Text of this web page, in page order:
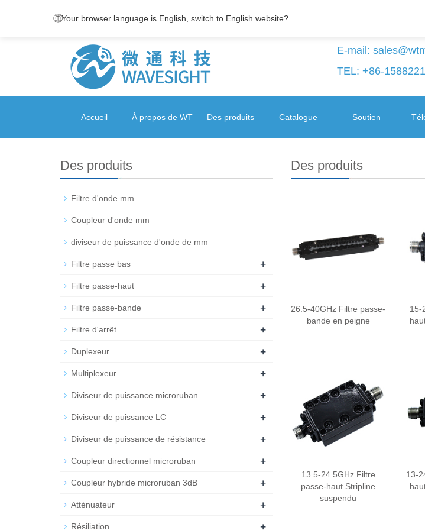
E-mail:
TEL: +86-
Accueil À propos de WT Des produits Catalogue Soutien
Des produits
26.5-40GHz Filtre passe-
bande en peigne
15-
13.5-24.5GHz Filtre
passe-haut Stripline
suspendu
13-
Des produits
Filtre d'onde mm
Coupleur d'onde mm
diviseur de puissance d'onde de mm
Filtre passe bas +
Filtre passe-haut +
Filtre passe-bande +
Filtre d'arrêt +
Duplexeur +
Multiplexeur +
Diviseur de puissance microruban +
Diviseur de puissance LC +
Diviseur de puissance de résistance +
Coupleur directionnel microruban +
Coupleur hybride microruban 3dB +
Atténuateur +
Résiliation +
🌐Your browser language is English, switch to English website?